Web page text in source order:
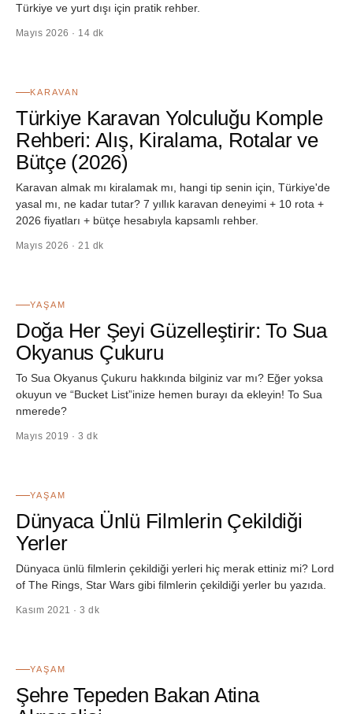
Türkiye ve yurt dışı için pratik rehber.
Mayıs 2026 · 14 dk
KARAVAN
Türkiye Karavan Yolculuğu Komple
Rehberi: Alış, Kiralama, Rotalar ve
Bütçe (2026)
Karavan almak mı kiralamak mı, hangi tip senin için, Türkiye'de
yasal mı, ne kadar tutar? 7 yıllık karavan deneyimi + 10 rota +
2026 fiyatları + bütçe hesabıyla kapsamlı rehber.
Mayıs 2026 · 21 dk
YAŞAM
Doğa Her Şeyi Güzelleştirir: To Sua
Okyanus Çukuru
To Sua Okyanus Çukuru hakkında bilginiz var mı? Eğer yoksa
okuyun ve “Bucket List”inize hemen burayı da ekleyin! To Sua
nmerede?
Mayıs 2019 · 3 dk
YAŞAM
Dünyaca Ünlü Filmlerin Çekildiği
Yerler
Dünyaca ünlü filmlerin çekildiği yerleri hiç merak ettiniz mi? Lord
of The Rings, Star Wars gibi filmlerin çekildiği yerler bu yazıda.
Kasım 2021 · 3 dk
YAŞAM
Şehre Tepeden Bakan Atina